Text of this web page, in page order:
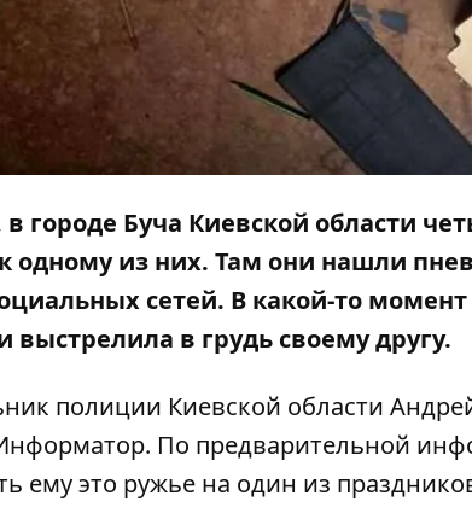
городе Буча Киевской области
из них. Там они нашли
сетей. В какой-то
выстрелила в грудь своему другу.
полиции Киевской области
. По предварительной
ему это ружье на один из